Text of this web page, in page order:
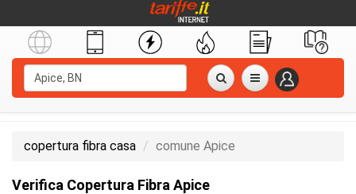
copertura fibra casa comune Apice
Verifica Copertura Fibra Apice